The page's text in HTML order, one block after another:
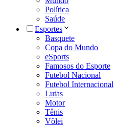
Política
Saúde
Esportes
Basquete
Copa do Mundo
eSports
Famosos do Esporte
Futebol Nacional
Futebol Internacional
Lutas
Motor
Tênis
Vôlei